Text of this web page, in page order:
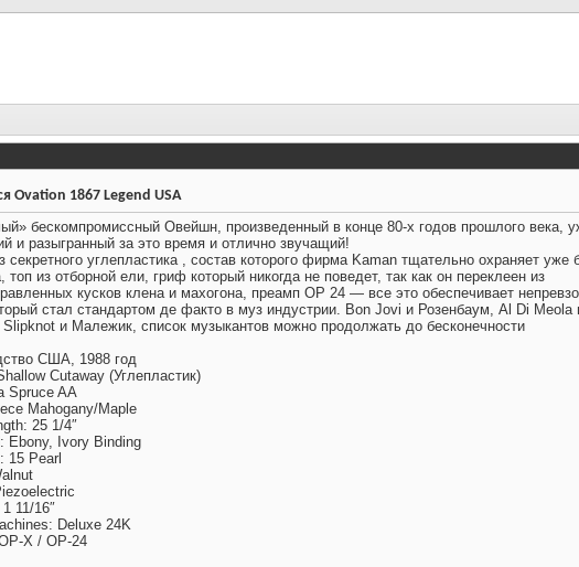
Ovation 1867 Legend USA
бескомпромиссный Овейшн, произведенный в конце 80-х годов прошлого века,
и разыгранный за это время и отлично звучащий!
секретного углепластика , состав которого фирма Kaman тщательно охраняет уже
топ из отборной ели, гриф который никогда не поведет, так как он переклеен из
кусков клена и махогона, преамп OP 24 — все это обеспечивает
стал стандартом де факто в муз индустрии. Bon Jovi и Розенбаум, Al Di
и Малежик, список музыкантов можно продолжать до бесконечности
США, 1988 год
Cutaway (Углепластик)
Spruce AA
Mahogany/Maple
25 1/4″
Ebony, Ivory Binding
15 Pearl
11/16″
Deluxe 24K
X / OP-24